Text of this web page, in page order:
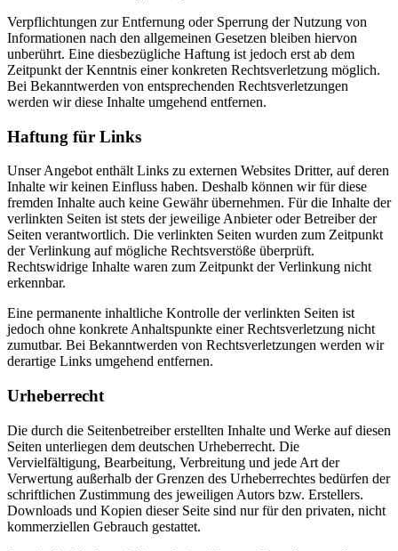
Verpflichtungen zur Entfernung oder Sperrung der Nutzung von
Informationen nach den allgemeinen Gesetzen bleiben hiervon
unberührt. Eine diesbezügliche Haftung ist jedoch erst ab dem
Zeitpunkt der Kenntnis einer konkreten Rechtsverletzung möglich.
Bei Bekanntwerden von entsprechenden Rechtsverletzungen
werden wir diese Inhalte umgehend entfernen.
Haftung für Links
Unser Angebot enthält Links zu externen Websites Dritter, auf deren
Inhalte wir keinen Einfluss haben. Deshalb können wir für diese
fremden Inhalte auch keine Gewähr übernehmen. Für die Inhalte der
verlinkten Seiten ist stets der jeweilige Anbieter oder Betreiber der
Seiten verantwortlich. Die verlinkten Seiten wurden zum Zeitpunkt
der Verlinkung auf mögliche Rechtsverstöße überprüft.
Rechtswidrige Inhalte waren zum Zeitpunkt der Verlinkung nicht
erkennbar.
Eine permanente inhaltliche Kontrolle der verlinkten Seiten ist
jedoch ohne konkrete Anhaltspunkte einer Rechtsverletzung nicht
zumutbar. Bei Bekanntwerden von Rechtsverletzungen werden wir
derartige Links umgehend entfernen.
Urheberrecht
Die durch die Seitenbetreiber erstellten Inhalte und Werke auf diesen
Seiten unterliegen dem deutschen Urheberrecht. Die
Vervielfältigung, Bearbeitung, Verbreitung und jede Art der
Verwertung außerhalb der Grenzen des Urheberrechtes bedürfen der
schriftlichen Zustimmung des jeweiligen Autors bzw. Erstellers.
Downloads und Kopien dieser Seite sind nur für den privaten, nicht
kommerziellen Gebrauch gestattet.